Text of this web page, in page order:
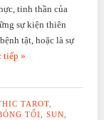
tinh thần của
sự kiện thiên
tật, hoặc là sự
tiếp »
TAROT,
TỐI, SUN,